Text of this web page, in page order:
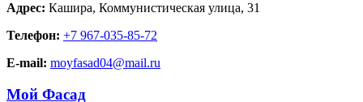
Адрес: Кашира, Коммунистическая улица, 31
Телефон: +7 967-035-85-72
E-mail: moyfasad04@mail.ru
Мой Фасад